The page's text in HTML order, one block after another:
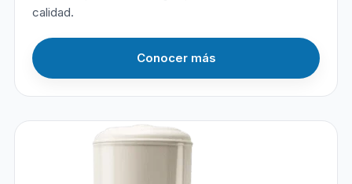
calidad.
Conocer más